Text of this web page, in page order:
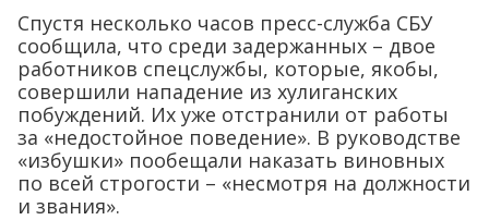
Спустя несколько часов пресс-служба СБУ
сообщила, что среди задержанных – двое
работников спецслужбы, которые, якобы,
совершили нападение из хулиганских
побуждений. Их уже отстранили от работы
за «недостойное поведение». В руководстве
«избушки» пообещали наказать виновных
по всей строгости – «несмотря на должности
и звания».